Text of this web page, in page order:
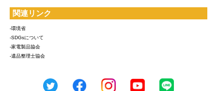
関連リンク
-環境省
-SDGsについて
-家電製品協会
-遺品整理士協会